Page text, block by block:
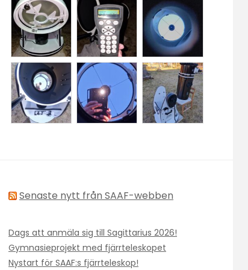
Senaste nytt från SAAF-webben
Dags att anmäla sig till Sagittarius 2026!
Gymnasieprojekt med fjärrteleskopet
Nystart för SAAF:s fjärrteleskop!